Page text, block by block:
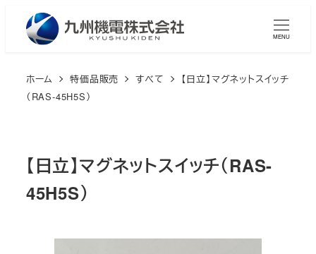
MENU
ホーム 特価品販売 すべて
【日立】マグネットスイッチ
（RAS-45H5S）
【日立】マグネットスイッチ（RAS-
45H5S）